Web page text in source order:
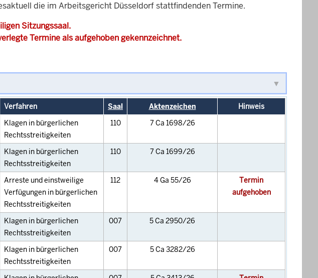
die im Arbeitsgericht Düsseldorf stattfindenden Termine.
Sitzungssaal.
Termine als aufgehoben gekennzeichnet.
Verfahren Saal Aktenzeichen
Hinweis
Klagen in bürgerlichen
Rechtsstreitigkeiten
110 7 Ca 1698/26
Klagen in bürgerlichen
Rechtsstreitigkeiten
110 7 Ca 1699/26
Arreste und einstweilige
Verfügungen in bürgerlichen
Rechtsstreitigkeiten
112 4 Ga 55/26
Termin
aufgehoben
Klagen in bürgerlichen
Rechtsstreitigkeiten
007 5 Ca 2950/26
Klagen in bürgerlichen
Rechtsstreitigkeiten
007 5 Ca 3282/26